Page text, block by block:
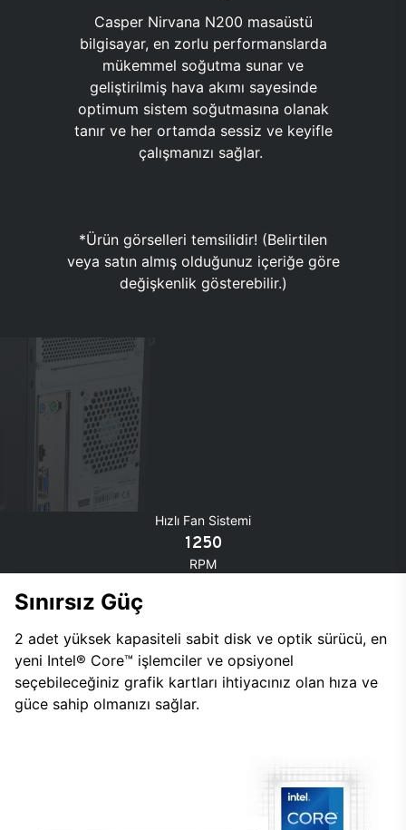
Casper Nirvana N200 masaüstü
bilgisayar, en zorlu performanslarda
mükemmel soğutma sunar ve
geliştirilmiş hava akımı sayesinde
optimum sistem soğutmasına olanak
tanır ve her ortamda sessiz ve keyifle
çalışmanızı sağlar.
*Ürün görselleri temsilidir! (Belirtilen
veya satın almış olduğunuz içeriğe göre
değişkenlik gösterebilir.)
Hızlı Fan Sistemi
1250
RPM
Sınırsız Güç
2 adet yüksek kapasiteli sabit disk ve optik sürücü, en
yeni Intel® Core™ işlemciler ve opsiyonel
seçebileceğiniz grafik kartları ihtiyacınız olan hıza ve
güce sahip olmanızı sağlar.